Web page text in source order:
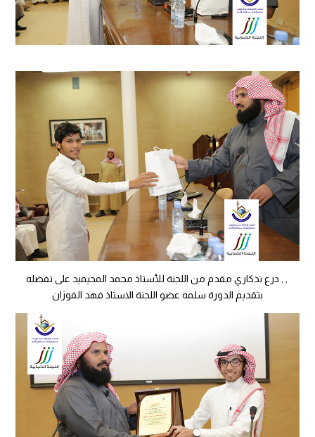
, , درع تذكاري مقدم من اللجنة للأستاذ محمد المحيميد على تفضله
بتقديم الدورة سلمه عضو اللجنة الاستاذ فهد الفوزان